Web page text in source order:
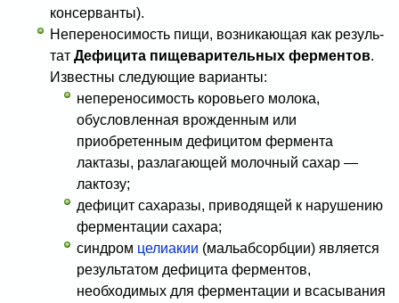
консерванты).
Непереносимость пищи, возникающая как резуль­
тат Дефицита пищеварительных ферментов.
Известны следующие варианты:
непереносимость коровьего молока,
обусловлен­ная врожденным или
приобретенным дефицитом фермен­та
лактазы, разлагающей молочный сахар —
лактозу;
дефицит сахаразы, приводящей к нарушению
ферментации сахара;
синд­ром целиакии (мальабсорбции) является
результатом дефицита ферментов,
необходимых для ферментации и всасывания